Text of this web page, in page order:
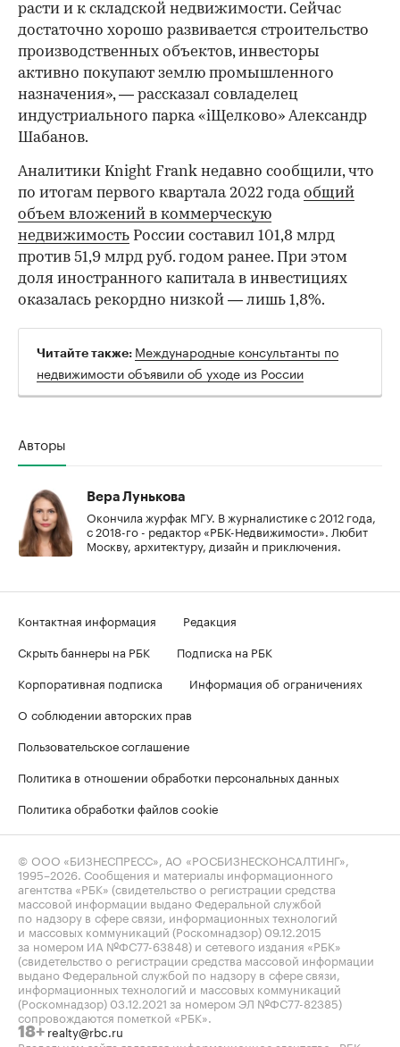
00:00 / 00:00
расти и к складской недвижимости. Сейчас
достаточно хорошо развивается строительство
производственных объектов, инвесторы
активно покупают землю промышленного
назначения», — рассказал совладелец
индустриального парка «iЩелково» Александр
Шабанов.
Аналитики Knight Frank недавно сообщили, что
по итогам первого квартала 2022 годаобщий
объем вложений в коммерческую
недвижимость России составил 101,8 млрд
против 51,9 млрд руб. годом ранее. При этом
доля иностранного капитала в инвестициях
оказалась рекордно низкой — лишь 1,8%.
Читайте также: Международные консультанты по
недвижимости объявили об уходе из России
Авторы
Вера Лунькова
Окончила журфак МГУ. В журналистике с 2012 года,
с 2018-го - редактор «РБК-Недвижимости». Любит
Москву, архитектуру, дизайн и приключения.
Контактная информация
Редакция
Скрыть баннеры на РБК
Подписка на РБК
Корпоративная подписка
Информация об ограничениях
О соблюдении авторских прав
Пользовательское соглашение
Политика в отношении обработки персональных данных
Политика обработки файлов cookie
© ООО «БИЗНЕСПРЕСС», АО «РОСБИЗНЕСКОНСАЛТИНГ»,
1995–2026 . Сообщения и материалы информационного
агентства «РБК» (свидетельство о регистрации средства
массовой информации выдано Федеральной службой
по надзору в сфере связи, информационных технологий
и массовых коммуникаций (Роскомнадзор) 09.12.2015
за номером ИА №ФС77-63848) и сетевого издания «РБК»
(свидетельство о регистрации средства массовой информации
выдано Федеральной службой по надзору в сфере связи,
информационных технологий и массовых коммуникаций
(Роскомнадзор) 03.12.2021 за номером ЭЛ №ФС77-82385)
сопровождаются пометкой «РБК».
18+ realty@rbc.ru